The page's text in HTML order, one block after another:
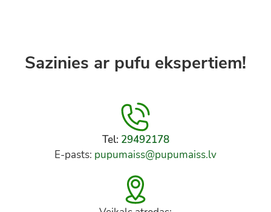
Sazinies ar pufu ekspertiem!
Tel: 29492178
E-pasts: pupumaiss@pupumaiss.lv